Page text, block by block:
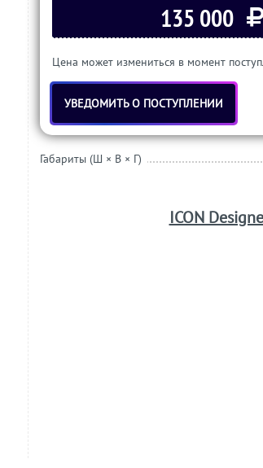
135 000
Цена может измениться в момент
УВЕДОМИТЬ О ПОСТУПЛЕНИИ
Габариты (Ш × В × Г)
ICON Designe